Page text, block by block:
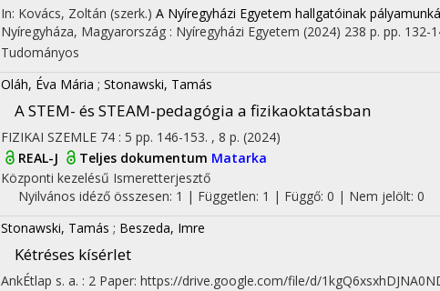
In: Kovács, Zoltán (szerk.) A Nyíregyházi Egyetem hallgatóinak
Nyíregyháza, Magyarország : Nyíregyházi Egyetem (2024) 238 p. pp. 132-
Tudományos
Oláh, Éva Mária ; Stonawski, Tamás
A STEM- és STEAM-pedagógia a fizikaoktatásban
FIZIKAI SZEMLE 74 : 5 pp. 146-153. , 8 p. (2024)
REAL-J
Teljes dokumentum Matarka
Központi kezelésű Ismeretterjesztő
Nyilvános idéző összesen: 1 | Független: 1 | Függő: 0 | Nem jelölt: 0
Stonawski, Tamás ; Beszeda, Imre
Kétréses kísérlet
AnkÉtlap s. a. : 2 Paper: https://drive.google.com/file/d/